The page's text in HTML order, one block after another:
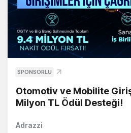
SPONSORLU
Otomotiv ve Mobilite
Milyon TL Ödül Desteği!
Adrazzi